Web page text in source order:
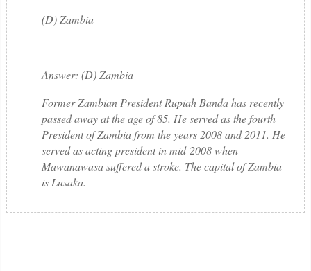
(D) Zambia
Answer: (D) Zambia
Former Zambian President Rupiah Banda has recently
passed away at the age of 85. He served as the fourth
President of Zambia from the years 2008 and 2011. He
served as acting president in mid-2008 when
Mawanawasa suffered a stroke. The capital of Zambia
is Lusaka.